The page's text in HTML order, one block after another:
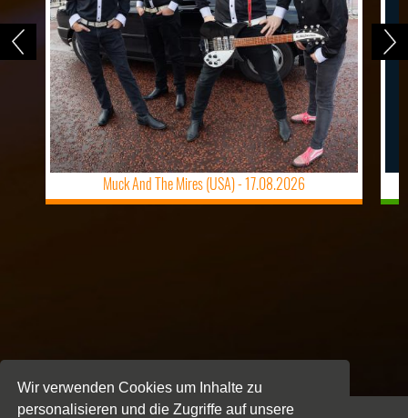
Wir verwenden Cookies um Inhalte zu
personalisieren und die Zugriffe auf unsere
Muck And The Mires (USA) -17.08.2026